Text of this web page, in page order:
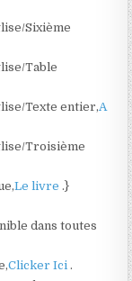
Sixième
Table
Texte entier,A
Troisième
Le livre.}
dans toutes
Clicker Ici.